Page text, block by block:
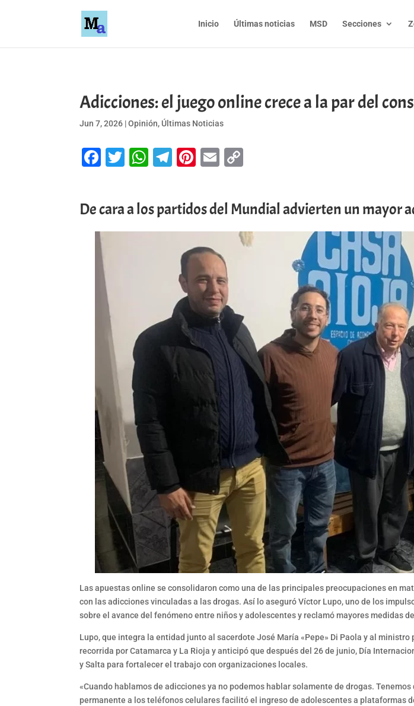
Inicio Últimas noticias MSD Secciones
Adicciones: el juego online crece a la par del
Jun 7, 2026 |Opinión, Últimas Noticias
Facebook
Twitter
WhatsApp
Telegram
Pinterest
Email
De cara a los partidos del Mundial advierten un mayor
Las apuestas online se consolidaron como una de las principales preocupaciones en
con las adicciones vinculadas a las drogas. Así lo aseguró Víctor Lupo, uno de los
sobre el avance del fenómeno entre niños y adolescentes y reclamó mayores medidas
Lupo, que integra la entidad junto al sacerdote José María «Pepe» Di Paola y al
recorrida por Catamarca y La Rioja y anticipó que después del 26 de junio, Día
y Salta para fortalecer el trabajo con organizaciones locales.
«Cuando hablamos de adicciones ya no podemos hablar solamente de drogas.
permanente a los teléfonos celulares facilitó el ingreso de adolescentes a plataformas